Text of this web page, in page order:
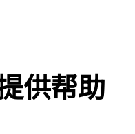
供帮助